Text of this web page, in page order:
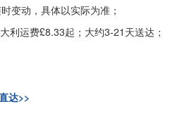
变动，具体以实际为准；
利运费£8.33起；大约3-21天送达；
达>>